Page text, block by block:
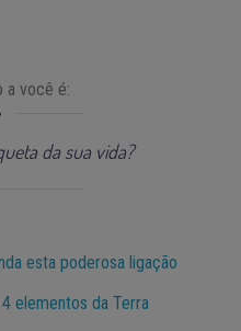
a você é:
da sua vida?
esta poderosa ligação
elementos da Terra